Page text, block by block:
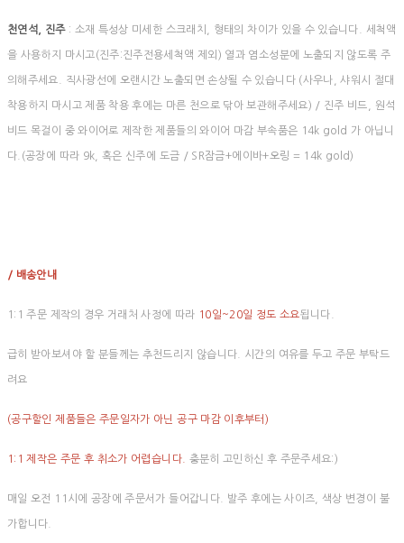
천연석, 진주: 소재 특성상 미세한 스크래치, 형태의 차이가 있을 수 있습니다. 세척액
을 사용하지 마시고(진주:진주전용세척액 제외) 열과 염소성분에 노출되지 않도록 주
의해주세요. 직사광선에 오랜시간 노출되면 손상될 수 있습니다 (사우나, 샤워시 절대
착용하지 마시고 제품 착용 후에는 마른 천으로 닦아 보관해주세요) / 진주 비드, 원석
비드 목걸이 중 와이어로 제작한 제품들의 와이어 마감 부속품은 14k gold 가 아닙니
다.(공장에 따라 9k, 혹은 신주에 도금 / SR잠금+에이바+오링 = 14k gold)
/ 배송안내
1:1 주문 제작의 경우 거래처 사정에 따라 10일~20일 정도 소요됩니다.
급히 받아보셔야 할 분들께는 추천드리지 않습니다. 시간의 여유를 두고 주문 부탁드
려요
(공구할인 제품들은 주문일자가 아닌 공구 마감 이후부터)
1:1 제작은 주문 후 취소가 어렵습니다. 충분히 고민하신 후 주문주세요:)
매일 오전 11시에 공장에 주문서가 들어갑니다. 발주 후에는 사이즈, 색상 변경이 불
가합니다.